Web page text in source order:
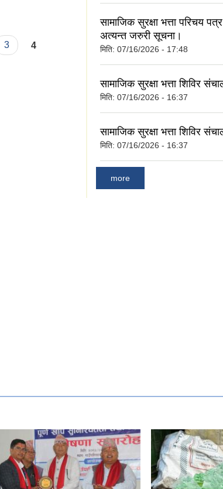
3 4
सामाजिक सुरक्षा भत्ता परिचय
अत्यन्त जरुरी सूचना।
मिति: 07/16/2026 - 17:48
सामाजिक सुरक्षा भत्ता शिविर
मिति: 07/16/2026 - 16:37
सामाजिक सुरक्षा भत्ता शिविर
मिति: 07/16/2026 - 16:37
more